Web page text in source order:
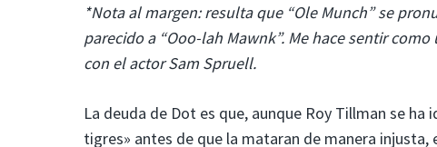
*Nota al margen: resulta que “Ole Munch” se
parecido a “Ooo-lah Mawnk”. Me hace sentir
con el actor Sam Spruell.
La deuda de Dot es que, aunque Roy Tillman se ha
tigres» antes de que la mataran de manera